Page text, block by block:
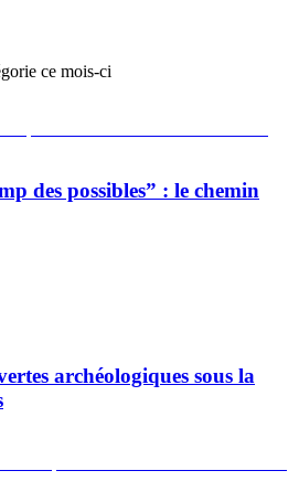
ce mois-ci
des possibles” : le chemin
archéologiques sous la